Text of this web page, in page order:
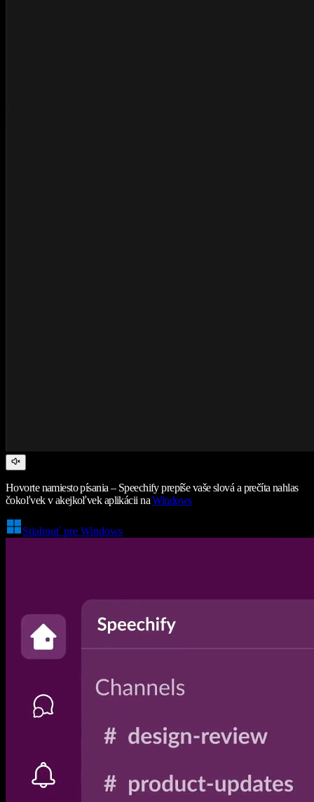
Hovorte namiesto písania – Speechify prepíše vaše slová a prečíta nahlas
čokoľvek v akejkoľvek aplikácii naWindows
Stiahnuť pre Windows